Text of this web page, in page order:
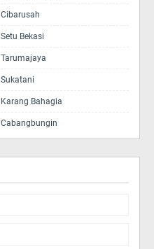
Cibarusah
Setu Bekasi
Tarumajaya
Sukatani
Karang Bahagia
Cabangbungin